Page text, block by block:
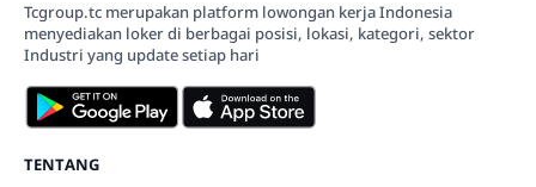
Tcgroup.tc merupakan platform lowongan kerja Indonesia
menyediakan loker di berbagai posisi, lokasi, kategori, sektor
Industri yang update setiap hari
TENTANG